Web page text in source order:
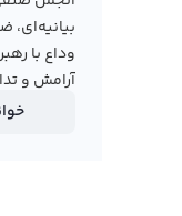
نمودار
رابکس در
رابکس از خرید و فروش بیش
وداع با
آرامش و